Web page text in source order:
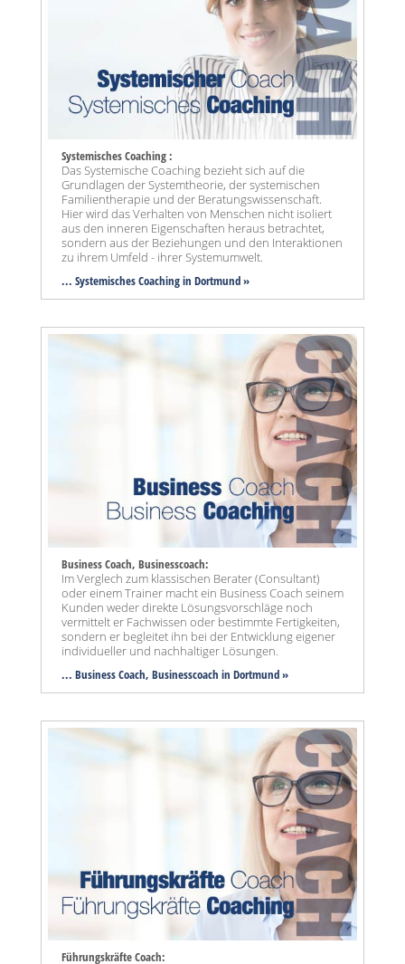
Systemisches Coaching :
Das Systemische Coaching bezieht sich auf die
Grundlagen der Systemtheorie, der systemischen
Familientherapie und der Beratungswissenschaft.
Hier wird das Verhalten von Menschen nicht isoliert
aus den inneren Eigenschaften heraus betrachtet,
sondern aus der Beziehungen und den Interaktionen
zu ihrem Umfeld - ihrer Systemumwelt.
... Systemisches Coaching in Dortmund »
Business Coach, Businesscoach:
Im Verglech zum klassischen Berater (Consultant)
oder einem Trainer macht ein Business Coach seinem
Kunden weder direkte Lösungsvorschläge noch
vermittelt er Fachwissen oder bestimmte Fertigkeiten,
sondern er begleitet ihn bei der Entwicklung eigener
individueller und nachhaltiger Lösungen.
... Business Coach, Businesscoach in Dortmund »
Führungskräfte Coach: